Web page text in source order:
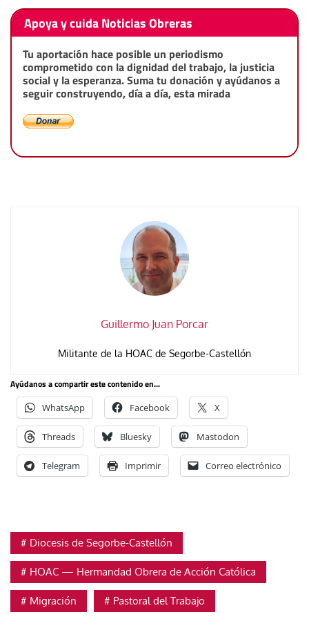
Apoya y cuida Noticias Obreras
Tu aportación hace posible un periodismo
comprometido con la dignidad del trabajo, la justicia
social y la esperanza. Suma tu donación y ayúdanos a
seguir construyendo, día a día, esta mirada
Guillermo Juan Porcar
Militante de la HOAC de Segorbe-Castellón
Ayúdanos a compartir este contenido en...
WhatsApp Facebook X
Threads Bluesky Mastodon
Telegram Imprimir Correo electrónico
Diocesis de Segorbe-Castellón
HOAC — Hermandad Obrera de Acción Católica
Migración Pastoral del Trabajo